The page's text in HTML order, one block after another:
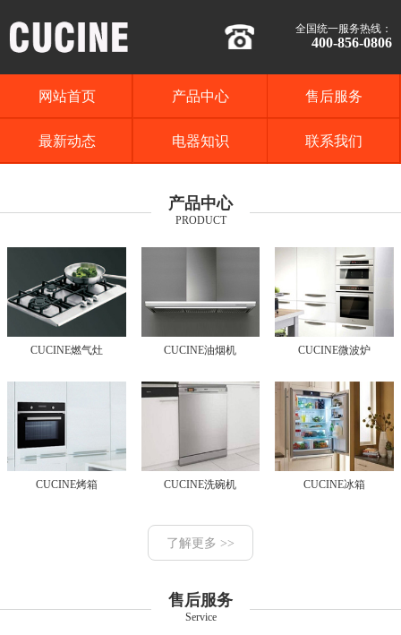
全国统一服务热线：
400-856-0806
网站首页 产品中心 售后服务
最新动态 电器知识 联系我们
产品中心
PRODUCT
CUCINE燃气灶 CUCINE油烟机 CUCINE微波炉
CUCINE烤箱 CUCINE洗碗机 CUCINE冰箱
了解更多 >>
售后服务
Service